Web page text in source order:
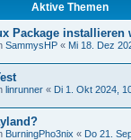
Aktive Themen
Package installieren
SammysHP « Mi 18. Dez
linrunner « Di 1. Okt 2024,
BurningPho3nix « Do 21.